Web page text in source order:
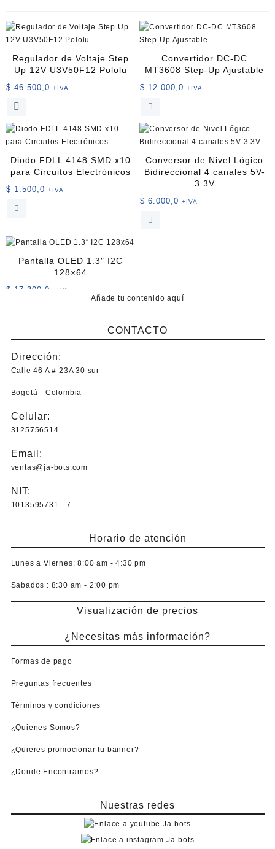
Regulador de Voltaje Step
Up 12V U3V50F12 Pololu
$ 46.500,0 +IVA
Convertidor DC-DC
MT3608 Step-Up Ajustable
$ 12.000,0 +IVA
Diodo FDLL 4148 SMD x10
para Circuitos Electrónicos
$ 1.500,0 +IVA
Conversor de Nivel Lógico
Bidireccional 4 canales 5V-
3.3V
$ 6.000,0 +IVA
Pantalla OLED 1.3″ I2C
128×64
$ 17.300,0 +IVA
variantes.
Las
se
elegir
en
producto
Añade tu contenido aquí
CONTACTO
Dirección:
Calle 46 A # 23A 30 sur
Bogotá - Colombia
Celular:
3125756514
Email:
ventas@ja-bots.com
NIT:
1013595731 - 7
Horario de atención
Lunes a Viernes: 8:00 am - 4:30 pm
Sabados : 8:30 am - 2:00 pm
Visualización de precios
¿Necesitas más información?
Formas de pago
Preguntas frecuentes
Términos y condiciones
¿Quienes Somos?
¿Quieres promocionar tu banner?
¿Donde Encontrarnos?
Nuestras redes